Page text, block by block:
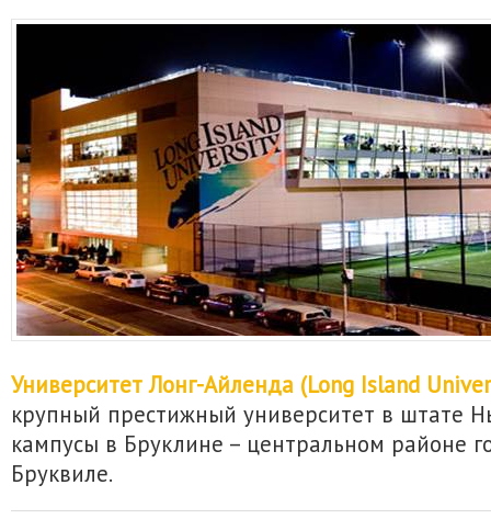
Университет Лонг-Айленда (Long Island
крупный престижный университет в штате
кампусы в Бруклине – центральном районе
Бруквиле.